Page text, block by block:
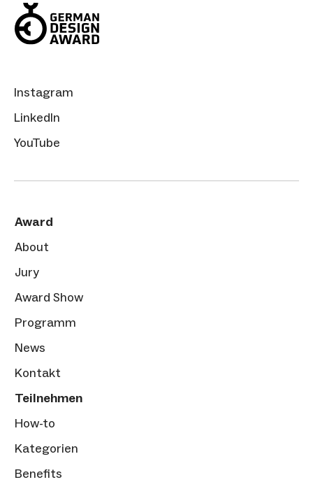
Instagram
LinkedIn
YouTube
Award
About
Jury
Award Show
Programm
News
Kontakt
Teilnehmen
How-to
Kategorien
Benefits